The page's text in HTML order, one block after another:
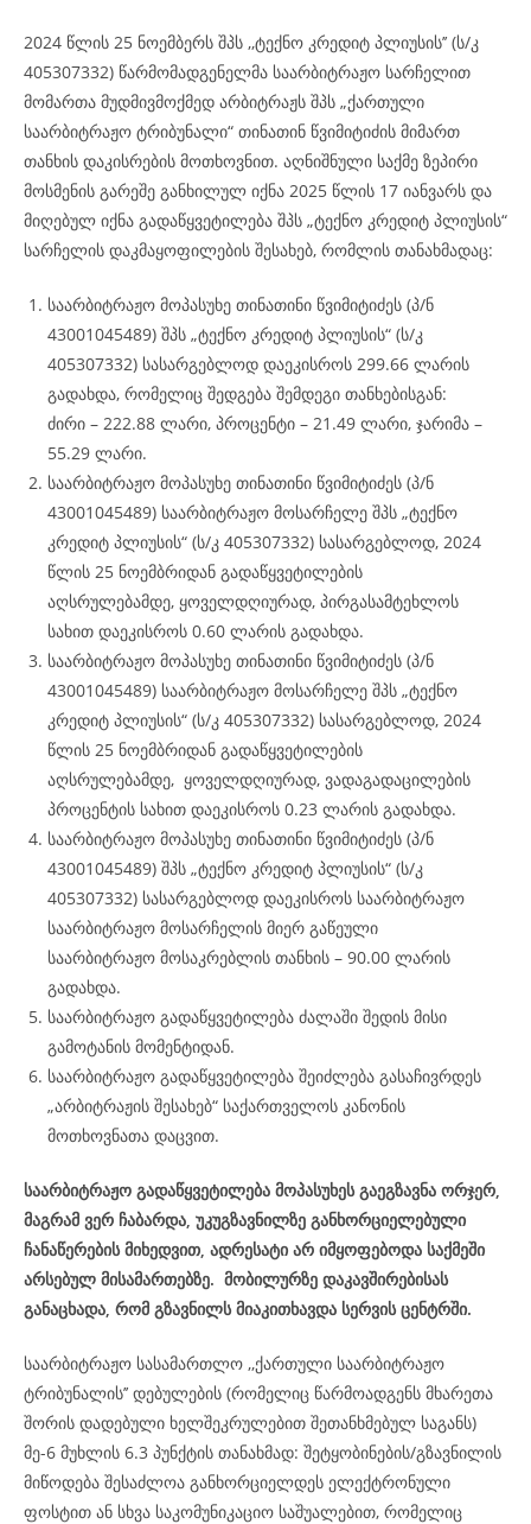
2024 წლის 25 ნოემბერს შპს ,,ტექნო კრედიტ პლიუსის’’ (ს/კ
405307332) წარმომადგენელმა საარბიტრაჟო სარჩელით
მომართა მუდმივმოქმედ არბიტრაჟს შპს „ქართული
საარბიტრაჟო ტრიბუნალი“ თინათინ წვიმიტიძის მიმართ
თანხის დაკისრების მოთხოვნით. აღნიშნული საქმე ზეპირი
მოსმენის გარეშე განხილულ იქნა 2025 წლის 17 იანვარს და
მიღებულ იქნა გადაწყვეტილება შპს „ტექნო კრედიტ პლიუსის“
სარჩელის დაკმაყოფილების შესახებ, რომლის თანახმადაც:
საარბიტრაჟო მოპასუხე თინათინი წვიმიტიძეს (პ/ნ
43001045489) შპს „ტექნო კრედიტ პლიუსის“ (ს/კ
405307332) სასარგებლოდ დაეკისროს 299.66 ლარის
გადახდა, რომელიც შედგება შემდეგი თანხებისგან:
ძირი – 222.88 ლარი, პროცენტი – 21.49 ლარი, ჯარიმა –
55.29 ლარი.
საარბიტრაჟო მოპასუხე თინათინი წვიმიტიძეს (პ/ნ
43001045489) საარბიტრაჟო მოსარჩელე შპს „ტექნო
კრედიტ პლიუსის“ (ს/კ 405307332) სასარგებლოდ, 2024
წლის 25 ნოემბრიდან გადაწყვეტილების
აღსრულებამდე, ყოველდღიურად, პირგასამტეხლოს
სახით დაეკისროს 0.60 ლარის გადახდა.
საარბიტრაჟო მოპასუხე თინათინი წვიმიტიძეს (პ/ნ
43001045489) საარბიტრაჟო მოსარჩელე შპს „ტექნო
კრედიტ პლიუსის“ (ს/კ 405307332) სასარგებლოდ, 2024
წლის 25 ნოემბრიდან გადაწყვეტილების
აღსრულებამდე, ყოველდღიურად, ვადაგადაცილების
პროცენტის სახით დაეკისროს 0.23 ლარის გადახდა.
საარბიტრაჟო მოპასუხე თინათინი წვიმიტიძეს (პ/ნ
43001045489) შპს „ტექნო კრედიტ პლიუსის“ (ს/კ
405307332) სასარგებლოდ დაეკისროს საარბიტრაჟო
საარბიტრაჟო მოსარჩელის მიერ გაწეული
საარბიტრაჟო მოსაკრებლის თანხის – 90.00 ლარის
გადახდა.
საარბიტრაჟო გადაწყვეტილება ძალაში შედის მისი
გამოტანის მომენტიდან.
საარბიტრაჟო გადაწყვეტილება შეიძლება გასაჩივრდეს
„არბიტრაჟის შესახებ“ საქართველოს კანონის
მოთხოვნათა დაცვით.
საარბიტრაჟო გადაწყვეტილება მოპასუხეს გაეგზავნა ორჯერ,
მაგრამ ვერ ჩაბარდა, უკუგზავნილზე განხორციელებული
ჩანაწერების მიხედვით, ადრესატი არ იმყოფებოდა საქმეში
არსებულ მისამართებზე. მობილურზე დაკავშირებისას
განაცხადა, რომ გზავნილს მიაკითხავდა სერვის ცენტრში.
საარბიტრაჟო სასამართლო ,,ქართული საარბიტრაჟო
ტრიბუნალის’’ დებულების (რომელიც წარმოადგენს მხარეთა
შორის დადებული ხელშეკრულებით შეთანხმებულ საგანს)
მე-6 მუხლის 6.3 პუნქტის თანახმად: შეტყობინების/გზავნილის
მიწოდება შესაძლოა განხორციელდეს ელექტრონული
ფოსტით ან სხვა საკომუნიკაციო საშუალებით, რომელიც